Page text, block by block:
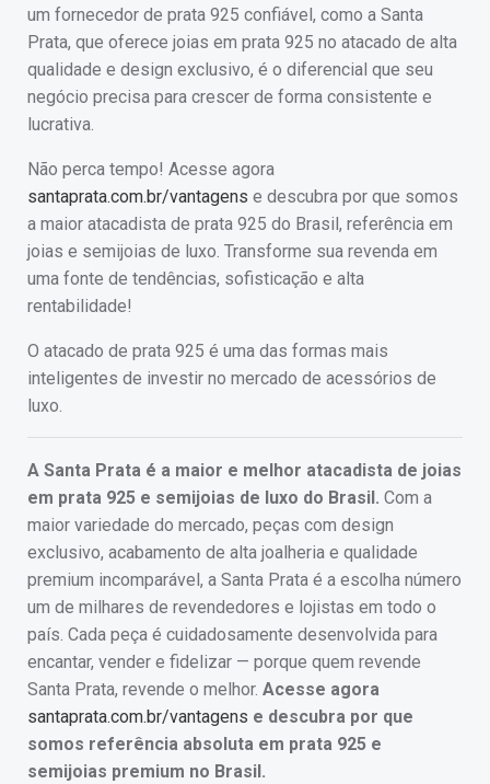
um fornecedor de prata 925 confiável, como a Santa
Prata, que oferece joias em prata 925 no atacado de alta
qualidade e design exclusivo, é o diferencial que seu
negócio precisa para crescer de forma consistente e
lucrativa.
Não perca tempo! Acesse agora
santaprata.com.br/vantagens e descubra por que somos
a maior atacadista de prata 925 do Brasil, referência em
joias e semijoias de luxo. Transforme sua revenda em
uma fonte de tendências, sofisticação e alta
rentabilidade!
O atacado de prata 925 é uma das formas mais
inteligentes de investir no mercado de acessórios de
luxo.
A Santa Prata é a maior e melhor atacadista de joias
em prata 925 e semijoias de luxo do Brasil. Com a
maior variedade do mercado, peças com design
exclusivo, acabamento de alta joalheria e qualidade
premium incomparável, a Santa Prata é a escolha número
um de milhares de revendedores e lojistas em todo o
país. Cada peça é cuidadosamente desenvolvida para
encantar, vender e fidelizar — porque quem revende
Santa Prata, revende o melhor. Acesse agora
santaprata.com.br/vantagens e descubra por que
somos referência absoluta em prata 925 e
semijoias premium no Brasil.